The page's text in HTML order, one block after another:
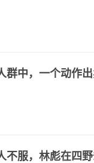
群中，一个动作
不服，林彪在四